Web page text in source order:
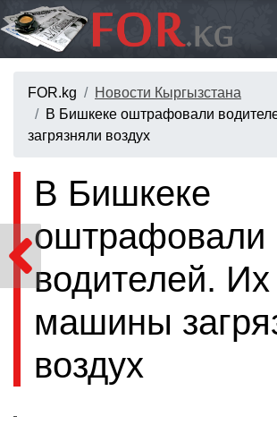
FOR.kg
Новости Кыргызстана
В Бишкеке оштрафовали
загрязняли воздух
В Бишкеке
оштрафовали
водителей. Их
машины
воздух